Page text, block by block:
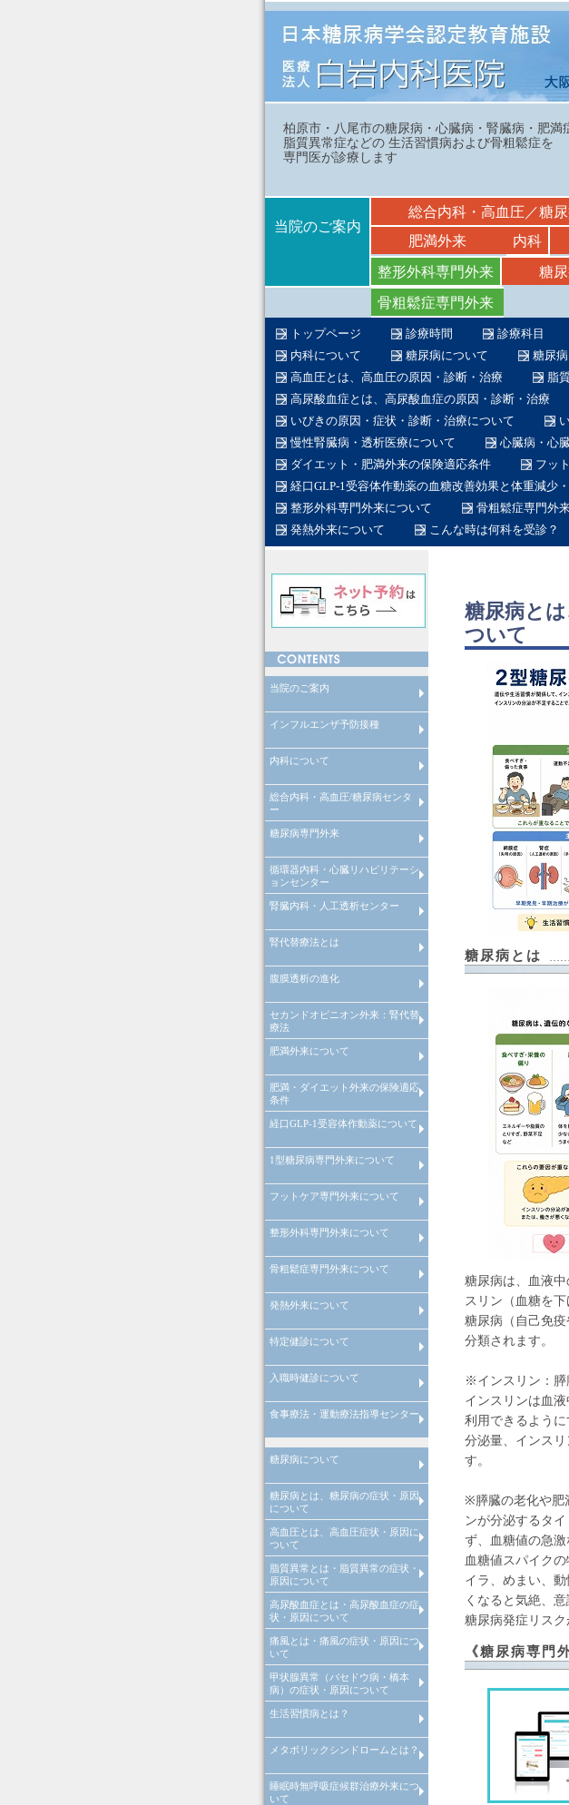
柏原市・八尾市の糖尿病・心臓病・腎臓病・肥満
脂質異常症などの 生活習慣病および骨粗鬆症を
専門医が診療します
当院のご案内
総合内科・高血圧／糖
肥満外来
内科
整形外科専門外来
糖
骨粗鬆症専門外来
トップページ 診療時間 診療科目
内科について
糖尿病について
糖尿
高血圧とは、高血圧の原因・診断・治療
脂
高尿酸血症とは、高尿酸血症の原因・診断・治療
いびきの原因・症状・診断・治療について
慢性腎臓病・透析医療について
心臓病・心
ダイエット・肥満外来の保険適応条件
フッ
経口GLP-1受容体作動薬の血糖改善効果と体重減少
整形外科専門外来について
骨粗鬆症専門外
発熱外来について
こんな時は何科を受診？
当院のご案内
インフルエンザ予防接種
インフルエンザ予防接種
内科について
総合内科・高血圧/糖尿病センタ
ー
糖尿病等慢性疾患管理システ
検査機器の紹介
糖尿病専門外来
糖尿病等慢性疾患管理システム
循環器内科・心臓リハビリテーシ
ョンセンター
心臓リハビリテーションセン
心肺運動負荷試験
腎臓内科・人工透析センター
人工透析センターについて
人工透析センターが目指す医療
腎代替療法とは
腹膜透析の進化
セカンドオピニオン外来：腎代替
療法
セカンドオピニオン外来：腎
肥満外来について
肥満症治療薬をもちいた肥満
肥満・ダイエット外来の保険適応
条件
肥満・ダイエット外来の保険
経口GLP-1受容体作動薬について
経口GLP-1受容体作動薬の血
善効果と体重減少・副作用に
1型糖尿病専門外来について
インスリンポンプ・SAP療法を
いた1型糖尿病専門外来につい
フットケア専門外来について
フットケア専門外来について
整形外科専門外来について
骨粗鬆症専門外来について
骨粗鬆症専門外来について
発熱外来について
風邪症状で受診される場合の注
発熱は何度から？
インフルエンザA型とインフル
特定健診について
特定健診の注意点
入職時健診について
入職時健診の注意点
食事療法・運動療法指導センター
管理栄養士による料理教室
院内講演会・糖尿病の寺子屋
理学療法士による
心臓リハビリテーション
理学療法士による
運動器リハビリテーション
糖尿病について
糖尿病とは
糖尿病の合併症
メタボリック症候群
糖尿病の治療
糖尿病の早期発見
糖尿病とは、糖尿病の症状・原因
について
糖尿病とは、糖尿病原因・糖尿
糖尿病治療
当院での取り組み
高血圧とは、高血圧症状・原因に
ついて
高血圧とは、高血圧原因・高
高血圧治療
当院での取り組み
脂質異常とは・脂質異常の症状・
原因について
脂質異常とは、脂質異常原因
質異常診断
脂質異常治療
当院での取り組み
高尿酸血症とは・高尿酸血症の症
状・原因について
因・高尿酸血症診断
痛風とは・痛風の症状・原因につ
いて
甲状腺異常（バセドウ病・橋本
病）の症状・原因について
>甲状腺異常（バセドウ病・
生活習慣病とは？
メタボリックシンドロームとは？
メタボリックシンドロームとは
診断基準や原因・改善・予防
睡眠時無呼吸症候群治療外来につ
いて
糖尿病と
ついて
糖尿病とは
糖尿病は、血液
スリン（血糖を
糖尿病（自己免
分類されます。
※インスリン：膵
インスリンは血
利用できるよう
分泌量、インス
す。
※膵臓の老化や肥
ンが分泌するタ
ず、血糖値の急激
血糖値スパイク
イラ、めまい、
くなると気絶、
糖尿病発症リスク
《糖尿病専門